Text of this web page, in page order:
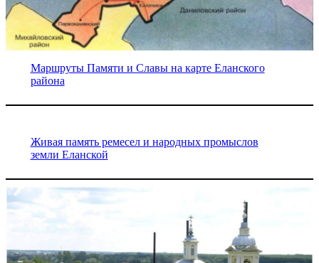
Маршруты Памяти и Славы на карте Еланского
района
Живая память ремесел и народных промыслов
земли Еланской